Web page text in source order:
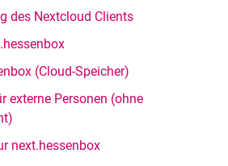
des Nextcloud Clients
(Cloud-Speicher)
externe Personen (ohne
next.hessenbox